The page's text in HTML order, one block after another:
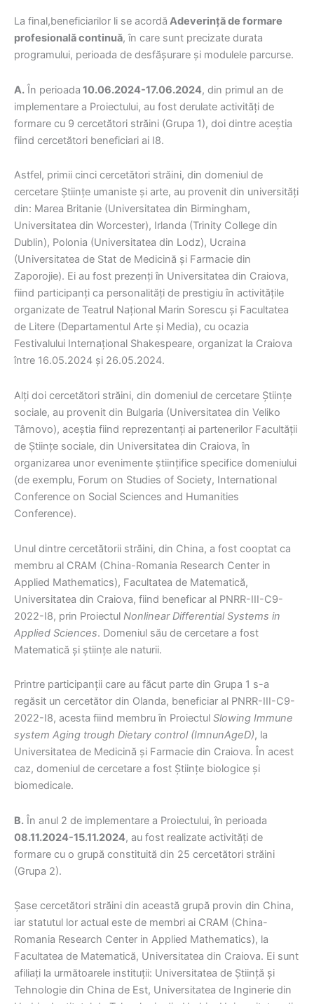
La final,beneficiarilor li se acordă Adeverință de formare
profesională continuă, în care sunt precizate durata
programului, perioada de desfășurare și modulele parcurse.
A. În perioada 10.06.2024-17.06.2024, din primul an de
implementare a Proiectului, au fost derulate activități de
formare cu 9 cercetători străini (Grupa 1), doi dintre aceștia
fiind cercetători beneficiari ai I8.
Astfel, primii cinci cercetători străini, din domeniul de
cercetare Științe umaniste și arte, au provenit din universități
din: Marea Britanie (Universitatea din Birmingham,
Universitatea din Worcester), Irlanda (Trinity College din
Dublin), Polonia (Universitatea din Lodz), Ucraina
(Universitatea de Stat de Medicină și Farmacie din
Zaporojie). Ei au fost prezenți în Universitatea din Craiova,
fiind participanți ca personalități de prestigiu în activitățile
organizate de Teatrul Național Marin Sorescu și Facultatea
de Litere (Departamentul Arte și Media), cu ocazia
Festivalului Internațional Shakespeare, organizat la Craiova
între 16.05.2024 și 26.05.2024.
Alți doi cercetători străini, din domeniul de cercetare Științe
sociale, au provenit din Bulgaria (Universitatea din Veliko
Târnovo), aceștia fiind reprezentanți ai partenerilor Facultății
de Științe sociale, din Universitatea din Craiova, în
organizarea unor evenimente științifice specifice domeniului
(de exemplu, Forum on Studies of Society, International
Conference on Social Sciences and Humanities
Conference).
Unul dintre cercetătorii străini, din China, a fost cooptat ca
membru al CRAM (China-Romania Research Center in
Applied Mathematics), Facultatea de Matematică,
Universitatea din Craiova, fiind beneficar al PNRR-III-C9-
2022-I8, prin Proiectul Nonlinear Differential Systems in
Applied Sciences. Domeniul său de cercetare a fost
Matematică și științe ale naturii.
Printre participanții care au făcut parte din Grupa 1 s-a
regăsit un cercetător din Olanda, beneficiar al PNRR-III-C9-
2022-I8, acesta fiind membru în Proiectul Slowing Immune
system Aging trough Dietary control (ImnunAgeD), la
Universitatea de Medicină și Farmacie din Craiova. În acest
caz, domeniul de cercetare a fost Științe biologice și
biomedicale.
B. În anul 2 de implementare a Proiectului, în perioada
08.11.2024-15.11.2024, au fost realizate activități de
formare cu o grupă constituită din 25 cercetători străini
(Grupa 2).
Șase cercetători străini din această grupă provin din China,
iar statutul lor actual este de membri ai CRAM (China-
Romania Research Center in Applied Mathematics), la
Facultatea de Matematică, Universitatea din Craiova. Ei sunt
afiliați la următoarele instituții: Universitatea de Știință și
Tehnologie din China de Est, Universitatea de Inginerie din